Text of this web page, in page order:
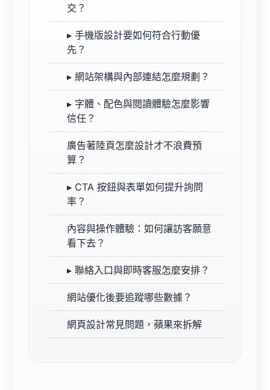
交？
▸ 手機版設計要如何符合行動優
先？
▸ 網站架構與內部連結怎麼規劃？
▸ 字體、配色與閱讀體驗怎麼影響
信任？
廣告著陸頁怎麼設計才不浪費預
算？
▸ CTA 按鈕與表單如何提升詢問
率？
內容與操作體驗：如何讓訪客願意
看下去？
▸ 聯絡入口與即時客服怎麼安排？
網站優化後要追蹤哪些數據？
網頁設計常見問題，蘋果來拆解